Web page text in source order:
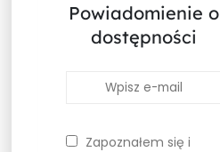
Powiadomienie o
dostępności
Zapoznałem się i